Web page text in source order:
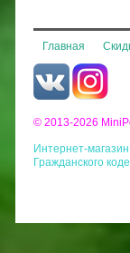
Главная
© 2013-2026
Интернет-
Гражданского